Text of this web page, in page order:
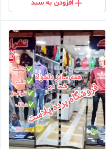
افزودن به سبد